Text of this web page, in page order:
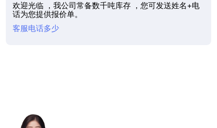
欢迎光临 ，我公司常备数千吨库存 ，您可发送姓名+电
话为您提供报价单。
客服电话多少